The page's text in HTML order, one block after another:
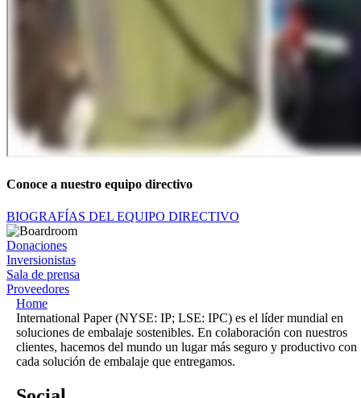
Conoce a nuestro equipo directivo
BIOGRAFÍAS DEL EQUIPO DIRECTIVO
Donaciones
Inversionistas
Sala de prensa
Proveedores
Home
International Paper (NYSE: IP; LSE: IPC) es el líder mundial en
soluciones de embalaje sostenibles. En colaboración con nuestros
clientes, hacemos del mundo un lugar más seguro y productivo con
cada solución de embalaje que entregamos.